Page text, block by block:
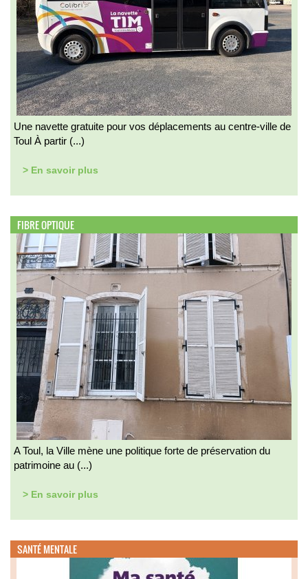
Une navette gratuite pour vos déplacements au centre-ville de
Toul À partir (...)
> En savoir plus
FIBRE OPTIQUE
A Toul, la Ville mène une politique forte de préservation du
patrimoine au (...)
> En savoir plus
SANTÉ MENTALE